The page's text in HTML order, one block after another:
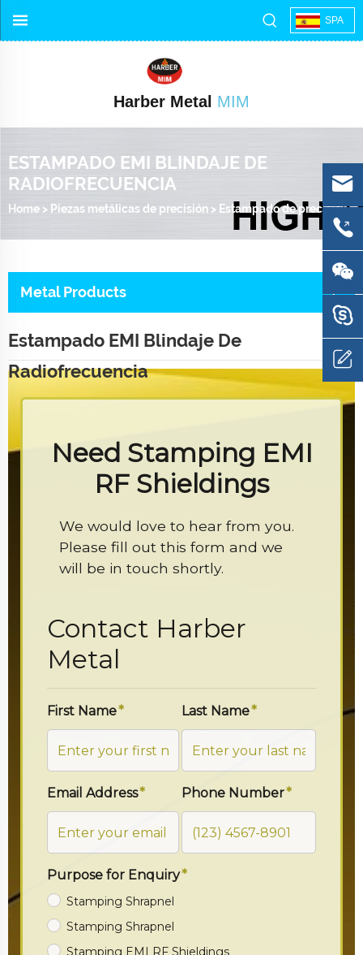
SPA
Harber Metal MIM
ESTAMPADO EMI BLINDAJE DE
RADIOFRECUENCIA
Home > Piezas metálicas de precisión > Estampado de precisión>
Metal Products
Estampado EMI Blindaje De
Radiofrecuencia